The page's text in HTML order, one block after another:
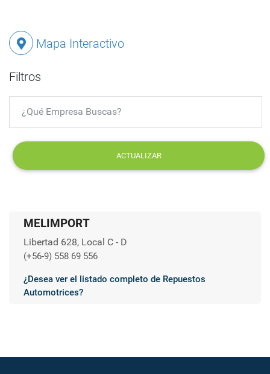
Mapa Interactivo
Filtros
ACTUALIZAR
MELIMPORT
Libertad 628, Local C - D
(+56-9) 558 69 556
¿Desea ver el listado completo de Repuestos
Automotrices?